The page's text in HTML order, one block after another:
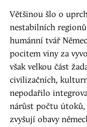
Většinou šlo o
nestabilních
humánní tvář
pocitem viny za
však velkou část
civilizačních,
nepodařilo
nárůst počtu útoků,
zvyšují obavy